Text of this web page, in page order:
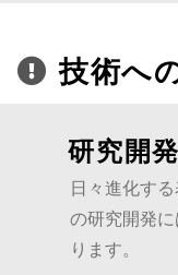
技術へ
研究開発
日々進化す
の研究開発
ります。